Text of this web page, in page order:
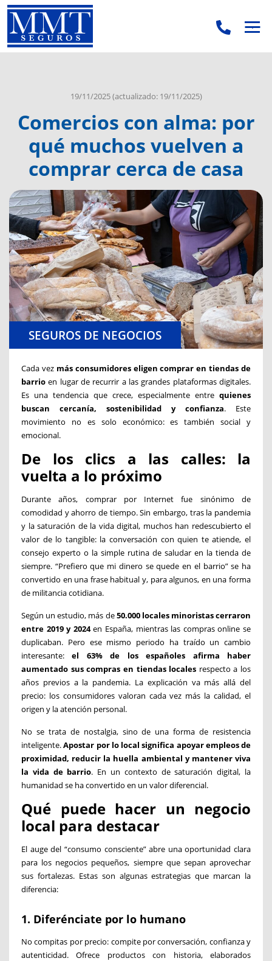
..
19/11/2025(actualizado: 19/11/2025)
Comercios con alma: por
qué muchos vuelven a
comprar cerca de casa
SEGUROS DE NEGOCIOS
Cada vez más consumidores eligen comprar en tiendas de
barrioen lugar de recurrir a las grandes plataformas digitales.
Es una tendencia que crece, especialmente entre quienes
buscan cercanía, sostenibilidad y confianza. Este
movimiento no es solo económico: es también social y
emocional.
De los clics a las calles: la
vuelta a lo próximo
Durante años, comprar por Internet fue sinónimo de
comodidad y ahorro de tiempo. Sin embargo, tras la pandemia
y la saturación de la vida digital, muchos han redescubierto el
valor de lo tangible: la conversación con quien te atiende, el
consejo experto o la simple rutina de saludar en la tienda de
siempre. “Prefiero que mi dinero se quede en el barrio” se ha
convertido en una frase habitual y, para algunos, en una forma
de militancia cotidiana.
Según unestudio, más de50.000 locales minoristas cerraron
entre 2019 y 2024en España, mientras las compras online se
duplicaban. Pero ese mismo periodo ha traído un cambio
interesante:el 63% de los españoles afirma haber
aumentado sus compras en tiendas locales respecto a los
años previos a la pandemia. La explicación va más allá del
precio: los consumidores valoran cada vez más la calidad, el
origen y la atención personal.
No se trata de nostalgia, sino de una forma de resistencia
inteligente.Apostar por lo local significa apoyar empleos de
proximidad, reducir la huella ambiental y mantener viva
la vida de barrio. En un contexto de saturación digital, la
humanidad se ha convertido en un valor diferencial.
Qué puede hacer un negocio
local para destacar
El auge del “consumo consciente” abre una oportunidad clara
para los negocios pequeños, siempre que sepan aprovechar
sus fortalezas. Estas son algunas estrategias que marcan la
diferencia:
1. Diferénciate por lo humano
No compitas por precio: compite por conversación, confianza y
autenticidad. Ofrece productos con historia, elaborados